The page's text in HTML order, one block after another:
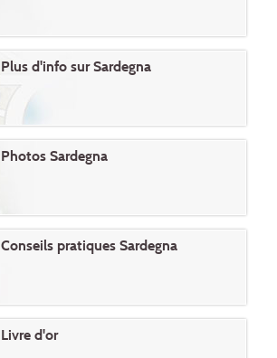
Plus d'info sur Sardegna
Photos Sardegna
Conseils pratiques Sardegna
Livre d'or